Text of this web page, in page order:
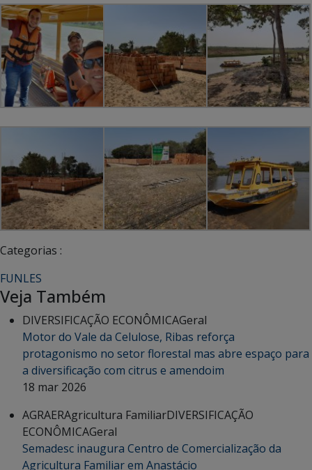
Categorias :
FUNLES
Veja Também
DIVERSIFICAÇÃO ECONÔMICAGeral
Motor do Vale da Celulose, Ribas reforça
protagonismo no setor florestal mas abre espaço para
a diversificação com citrus e amendoim
18 mar 2026
AGRAERAgricultura FamiliarDIVERSIFICAÇÃO
ECONÔMICAGeral
Semadesc inaugura Centro de Comercialização da
Agricultura Familiar em Anastácio